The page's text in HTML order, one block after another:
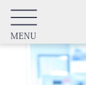
MENU